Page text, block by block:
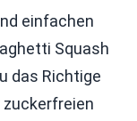
einfachen
Squash
das Richtige
zuckerfreien